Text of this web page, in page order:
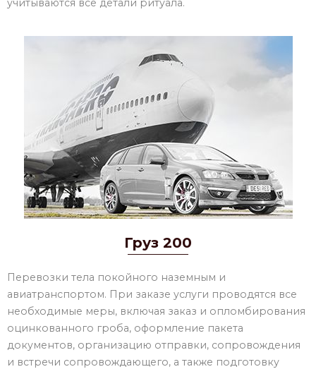
учитываются все детали ритуала.
Груз 200
Перевозки тела покойного наземным и
авиатранспортом. При заказе услуги проводятся все
необходимые меры, включая заказ и опломбирования
оцинкованного гроба, оформление пакета
документов, организацию отправки, сопровождения
и встречи сопровождающего, а также подготовку